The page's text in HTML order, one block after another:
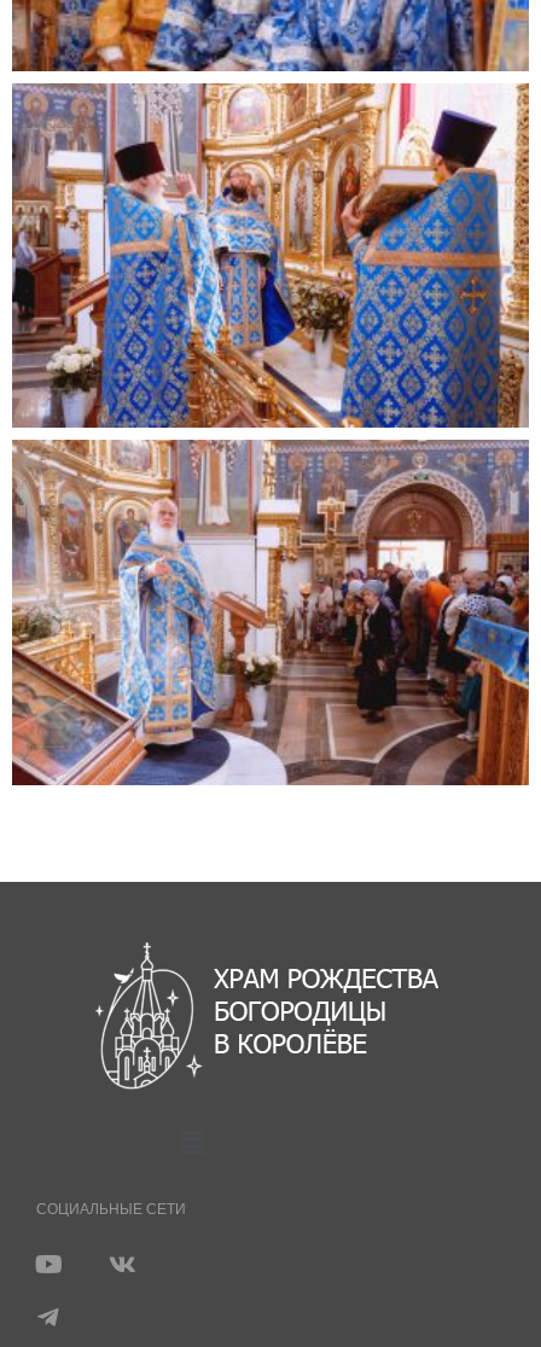
СОЦИАЛЬНЫЕ СЕТИ